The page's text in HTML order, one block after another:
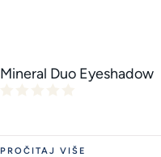
Mineral Duo Eyeshadow
PROČITAJ VIŠE